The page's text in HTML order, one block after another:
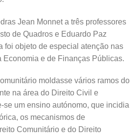
Jean Monnet a três professores
de Quadros e Eduardo Paz
foi objeto de especial atenção nas
Economia e de Finanças Públicas.
moldasse vários ramos do
na área do Direito Civil e
se um ensino autónomo, que incidia
os mecanismos de
Comunitário e do Direito